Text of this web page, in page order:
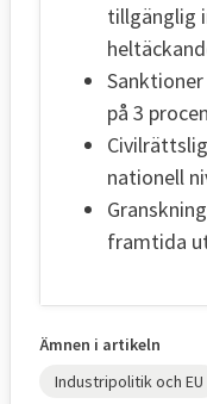
tillgänglig
på 3
nationell
framtida
Ämnen i artikeln
Industripolitik och EU